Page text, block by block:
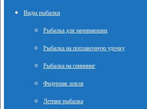
Виды рыбалки
Рыбалка для начинающих
Рыбалка на поплавочную удочку
Рыбалка на спиннинг
Фидерная ловля
Летняя рыбалка